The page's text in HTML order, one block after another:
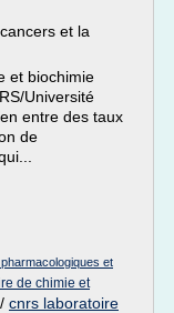
et la
et biochimie
Université
entre des taux
de
et
de chimie et
/ cnrs laboratoire